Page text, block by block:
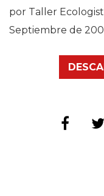
por Taller
Septiembre de